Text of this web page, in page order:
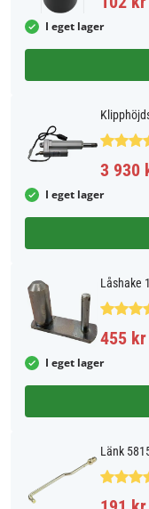
I eget lager
3 930
I eget lager
Låshake
455 kr
I eget lager
Länk